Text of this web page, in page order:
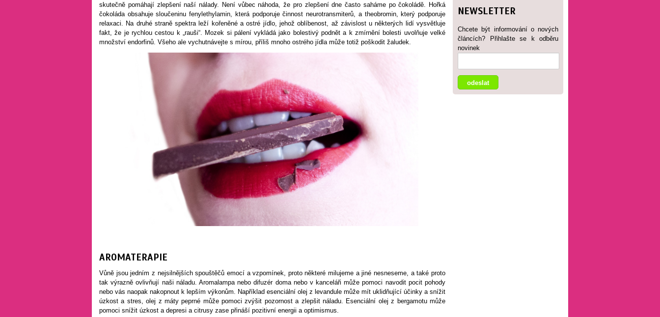
NEWSLETTER
Chcete být informování o nových
článcích? Přihlašte se k odběru
novinek
skutečně pomáhají zlepšení naší nálady. Není vůbec náhoda, že pro zlepšení dne často saháme po čokoládě. Hořká
čokoláda obsahuje sloučeninu fenylethylamin, která podporuje činnost neurotransmiterů, a theobromin, který podporuje
relaxaci. Na druhé straně spektra leží kořeněné a ostré jídlo, jehož oblíbenost, až závislost u některých lidí vysvětluje
fakt, že je rychlou cestou k „rauši“. Mozek si pálení vykládá jako bolestivý podnět a k zmírnění bolesti uvolňuje velké
množství endorfinů. Všeho ale vychutnávejte s mírou, příliš mnoho ostrého jídla může totiž poškodit žaludek.
AROMATERAPIE
Vůně jsou jedním z nejsilnějších spouštěčů emocí a vzpomínek, proto některé milujeme a jiné nesneseme, a také proto
tak výrazně ovlivňují naši náladu. Aromalampa nebo difuzér doma nebo v kanceláři může pomoci navodit pocit pohody
nebo vás naopak nakopnout k lepším výkonům. Například esenciální olej z levandule může mít uklidňující účinky a snížit
úzkost a stres, olej z máty peprné může pomoci zvýšit pozornost a zlepšit náladu. Esenciální olej z bergamotu může
pomoci snížit úzkost a depresi a citrusy zase přináší pozitivní energii a optimismus.